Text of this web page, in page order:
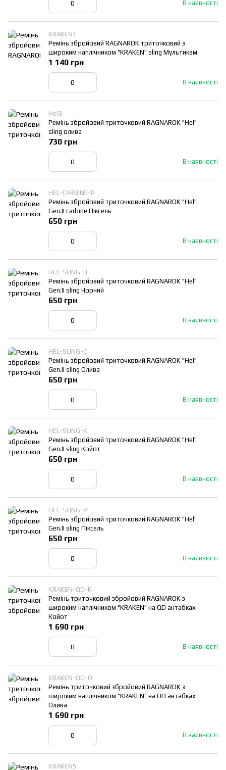
В наявності
KRAKEN1
Ремінь збройовий RAGNAROK триточковий з
широким наплічником "KRAKEN" sling Мультикам
В наявності
1 140 грн
Hel3
Ремінь збройовий триточковий RAGNAROK "Hel"
sling олива
В наявності
730 грн
HEL-CARBINE-P
Ремінь збройовий триточковий RAGNAROK "Hel"
Gen.II carbine Піксель
В наявності
650 грн
HEL-SLING-B
Ремінь збройовий триточковий RAGNAROK "Hel"
Gen.II sling Чорний
В наявності
650 грн
HEL-SLING-O
Ремінь збройовий триточковий RAGNAROK "Hel"
Gen.II sling Олива
В наявності
650 грн
HEL-SLING-K
Ремінь збройовий триточковий RAGNAROK "Hel"
Gen.II sling Койот
В наявності
650 грн
HEL-SLING-P
Ремінь збройовий триточковий RAGNAROK "Hel"
Gen.II sling Піксель
В наявності
650 грн
KRAKEN-QD-K
Ремінь триточковий збройовий RAGNAROK з
широким наплічником "KRAKEN" на QD антабках
Койот
В наявності
1 690 грн
KRAKEN-QD-O
Ремінь триточковий збройовий RAGNAROK з
широким наплічником "KRAKEN" на QD антабках
Олива
В наявності
1 690 грн
KRAKEN5